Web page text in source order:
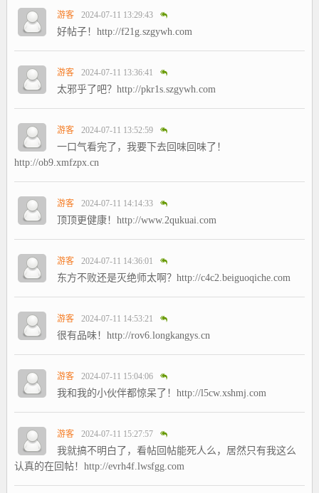
游客 2024-07-11 13:29:43
好帖子！http://f21g.szgywh.com
游客 2024-07-11 13:36:41
太邪乎了吧？http://pkr1s.szgywh.com
游客 2024-07-11 13:52:59
一口气看完了，我要下去回味回味了！
http://ob9.xmfzpx.cn
游客 2024-07-11 14:14:33
顶顶更健康！http://www.2qukuai.com
游客 2024-07-11 14:36:01
东方不败还是灭绝师太啊？http://c4c2.beiguoqiche.com
游客 2024-07-11 14:53:21
很有品味！http://rov6.longkangys.cn
游客 2024-07-11 15:04:06
我和我的小伙伴都惊呆了！http://l5cw.xshmj.com
游客 2024-07-11 15:27:57
我就搞不明白了，看帖回帖能死人么，居然只有我这么
认真的在回帖！http://evrh4f.lwsfgg.com